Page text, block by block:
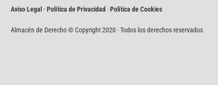
Aviso Legal · Política de Privacidad ·Política de Cookies
Almacén de Derecho © Copyright 2020 · Todos los derechos reservados